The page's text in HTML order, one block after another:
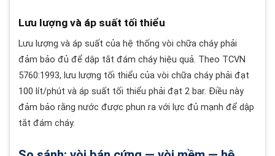
Lưu lượng và áp suất tối thiểu
Lưu lượng và áp suất của hệ thống vòi chữa cháy phải
đảm bảo đủ để dập tắt đám cháy hiệu quả. Theo TCVN
5760:1993, lưu lượng tối thiểu của vòi chữa cháy phải đạt
100 lít/phút và áp suất tối thiểu phải đạt 2 bar. Điều này
đảm bảo rằng nước được phun ra với lực đủ mạnh để dập
tắt đám cháy.